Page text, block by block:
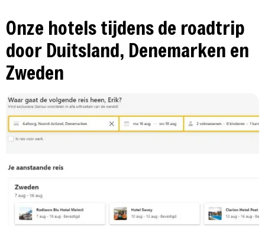
Onze hotels tijdens de roadtrip
door Duitsland, Denemarken en
Zweden